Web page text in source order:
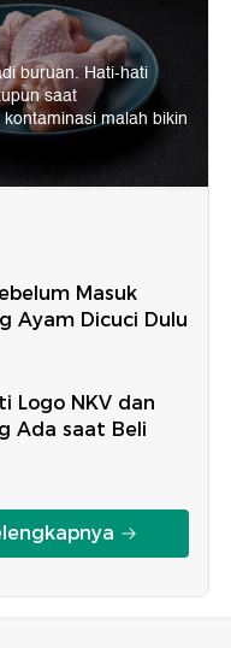
buruan. Hati-hati
saat
malah bikin
Masuk
Ayam Dicuci Dulu
Logo NKV dan
Ada saat Beli